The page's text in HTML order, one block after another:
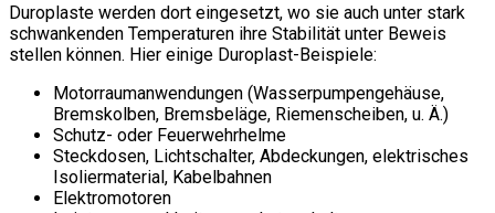
Duroplaste werden dort eingesetzt, wo sie auch unter stark
schwankenden Temperaturen ihre Stabilität unter Beweis
stellen können. Hier einige Duroplast-Beispiele:
Motorraumanwendungen (Wasserpumpengehäuse,
Bremskolben, Bremsbeläge, Riemenscheiben, u. Ä.)
Schutz- oder Feuerwehrhelme
Steckdosen, Lichtschalter, Abdeckungen, elektrisches
Isoliermaterial, Kabelbahnen
Elektromotoren